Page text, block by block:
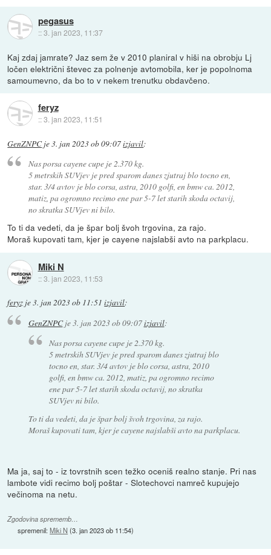
pegasus
::3. jan 2023, 11:37
Kaj zdaj jamrate? Jaz sem že v 2010 planiral v hiši na obrobju Lj
ločen električni števec za polnenje avtomobila, ker je popolnoma
samoumevno, da bo to v nekem trenutku obdavčeno.
feryz
::3. jan 2023, 11:51
GenZNPCje3. jan 2023 ob 09:07izjavil:
Nas porsa cayene cupe je 2.370 kg.
5 metrskih SUVjev je pred sparom danes zjutraj blo tocno en,
star. 3/4 avtov je blo corsa, astra, 2010 golfi, en bmw ca. 2012,
matiz, pa ogromno recimo ene par 5-7 let starih skoda octavij,
no skratka SUVjev ni bilo.
To ti da vedeti, da je špar bolj švoh trgovina, za rajo.
Moraš kupovati tam, kjer je cayene najslabši avto na parkplacu.
Miki N
::3. jan 2023, 11:53
feryz je3. jan 2023 ob 11:51 izjavil:
GenZNPCje3. jan 2023 ob 09:07izjavil:
Nas porsa cayene cupe je 2.370 kg.
5 metrskih SUVjev je pred sparom danes zjutraj blo
tocno en, star. 3/4 avtov je blo corsa, astra, 2010
golfi, en bmw ca. 2012, matiz, pa ogromno recimo
ene par 5-7 let starih skoda octavij, no skratka
SUVjev ni bilo.
To ti da vedeti, da je špar bolj švoh trgovina, za rajo.
Moraš kupovati tam, kjer je cayene najslabši avto na parkplacu.
Ma ja, saj to - iz tovrstnih scen težko oceniš realno stanje. Pri nas
lambote vidi recimo bolj poštar - Slotechovci namreč kupujejo
večinoma na netu.
Zgodovina sprememb…
spremenil:Miki N (3. jan 2023 ob 11:54)